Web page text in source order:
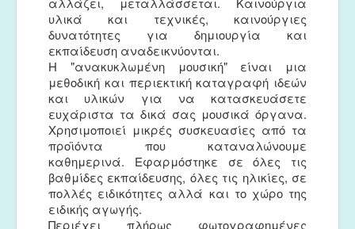
υλικά και τεχνικές, καινούργιες
δυνατότητες για δημιουργία και
εκπαίδευση αναδεικνύονται.
Η "ανακυκλωμένη μουσική" είναι μια
μεθοδική και περιεκτική καταγραφή ιδεών
και υλικών για να κατασκευάσετε
ευχάριστα τα δικά σας μουσικά όργανα.
Χρησιμοποιεί μικρές συσκευασίες από τα
προϊόντα που καταναλώνουμε
καθημερινά. Εφαρμόστηκε σε όλες τις
βαθμίδες εκπαίδευσης, όλες τις ηλικίες, σε
πολλές ειδικότητες αλλά και το χώρο της
ειδικής αγωγής.
Περιέχει πλήρως φωτογραφημένες